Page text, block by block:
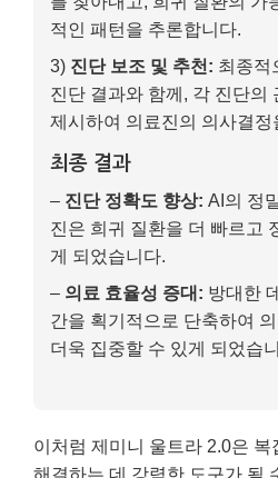
–의료 효율성 증대:방대한
간을 획기적으로 단축하여
더욱 집중할 수 있게 되었습
이처럼 제미니 울트라 2.0은 복
해결하는 데 강력한 도구가 될
보를 제공하는 것을 넘어, 새로
질을 향상시키는 데 기여할 잠
마무리: 핵심 내용 요
디오를 아우르는 통합적인 이